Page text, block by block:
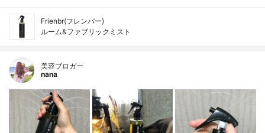
Frienbr(フレンバー)
ルーム&ファブリックミスト
美容ブロガー
nana